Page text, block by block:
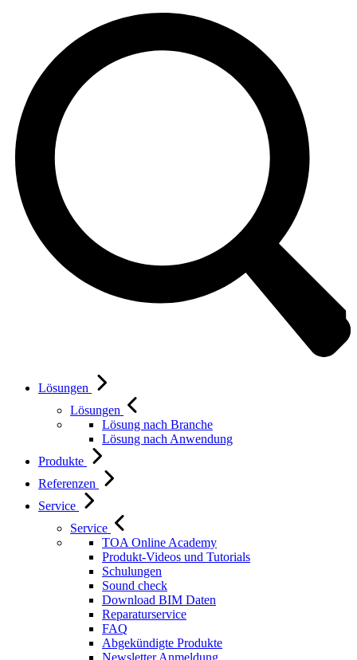
Lösungen
Lösungen
Lösung nach Branche
Lösung nach Anwendung
Produkte
Referenzen
Service
Service
TOA Online Academy
Produkt-Videos und Tutorials
Schulungen
Sound check
Download BIM Daten
Reparaturservice
FAQ
Abgekündigte Produkte
Newsletter Anmeldung